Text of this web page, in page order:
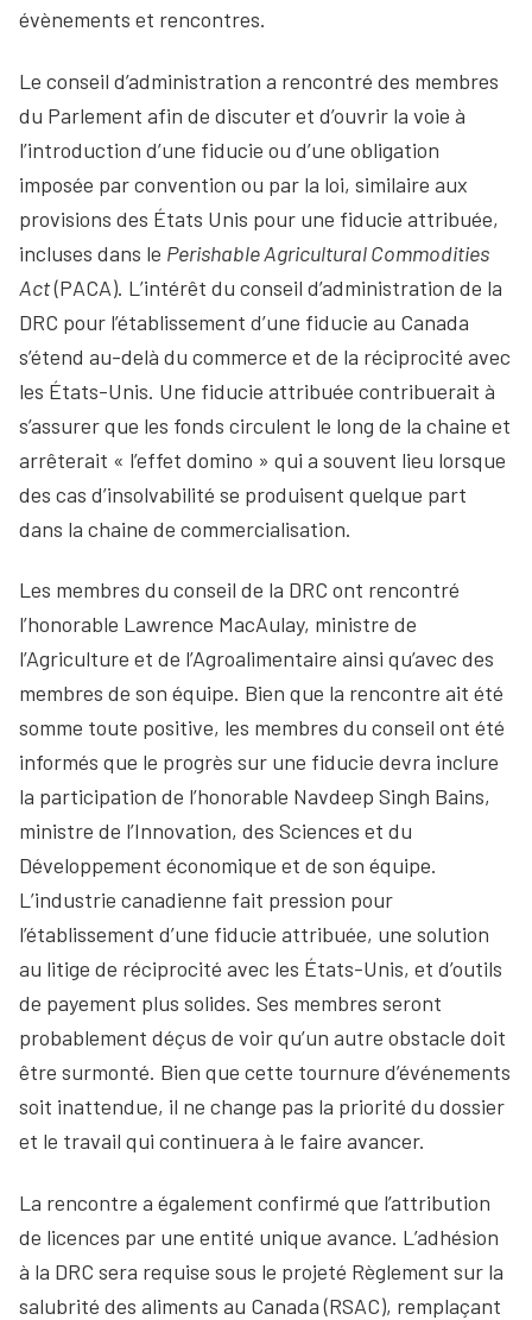
évènements et rencontres.
Le conseil d’administration a rencontré des membres
du Parlement afin de discuter et d’ouvrir la voie à
l’introduction d’une fiducie ou d’une obligation
imposée par convention ou par la loi, similaire aux
provisions des États Unis pour une fiducie attribuée,
incluses dans le Perishable Agricultural Commodities
Act(PACA). L’intérêt du conseil d’administration de la
DRC pour l’établissement d’une fiducie au Canada
s’étend au-delà du commerce et de la réciprocité avec
les États-Unis. Une fiducie attribuée contribuerait à
s’assurer que les fonds circulent le long de la chaine et
arrêterait « l’effet domino » qui a souvent lieu lorsque
des cas d’insolvabilité se produisent quelque part
dans la chaine de commercialisation.
Les membres du conseil de la DRC ont rencontré
l’honorable Lawrence MacAulay, ministre de
l’Agriculture et de l’Agroalimentaire ainsi qu’avec des
membres de son équipe. Bien que la rencontre ait été
somme toute positive, les membres du conseil ont été
informés que le progrès sur une fiducie devra inclure
la participation de l’honorable Navdeep Singh Bains,
ministre de l’Innovation, des Sciences et du
Développement économique et de son équipe.
L’industrie canadienne fait pression pour
l’établissement d’une fiducie attribuée, une solution
au litige de réciprocité avec les États-Unis, et d’outils
de payement plus solides. Ses membres seront
probablement déçus de voir qu’un autre obstacle doit
être surmonté. Bien que cette tournure d’événements
soit inattendue, il ne change pas la priorité du dossier
et le travail qui continuera à le faire avancer.
La rencontre a également confirmé que l’attribution
de licences par une entité unique avance. L’adhésion
à la DRC sera requise sous le projeté Règlement sur la
salubrité des aliments au Canada (RSAC), remplaçant